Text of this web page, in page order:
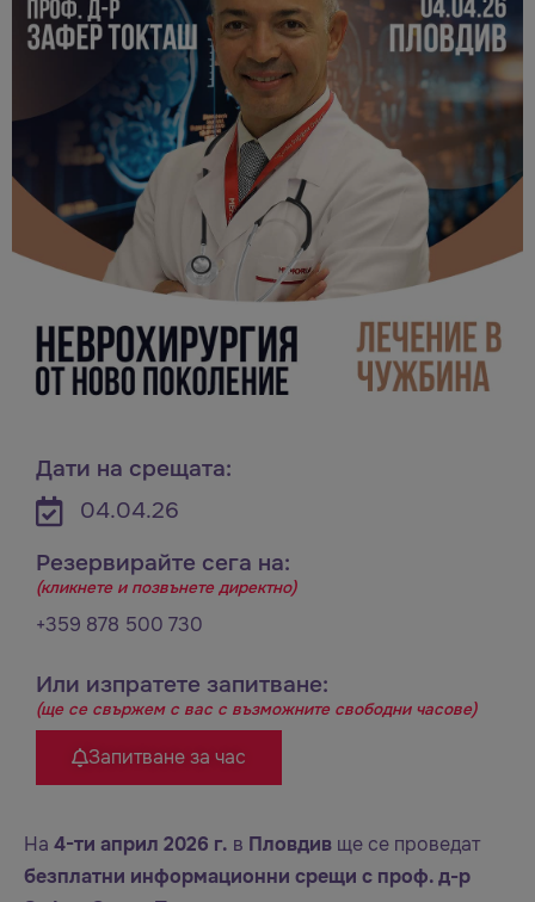
Дати на срещата:
04.04.26
Резервирайте сега на:
(кликнете и позвънете директно)
+359 878 500 730
Или изпратете запитване:
(ще се свържем с вас с възможните свободни часове)
Запитване за час
На 4-ти април 2026 г. в Пловдив ще се проведат
безплатни информационни срещи с проф. д-р